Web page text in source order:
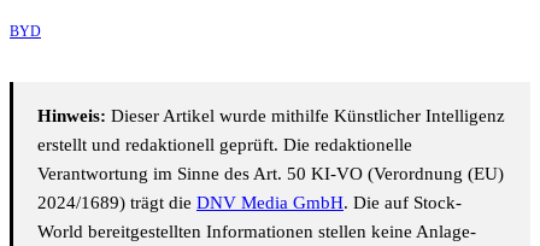
BYD
Hinweis: Dieser Artikel wurde mithilfe Künstlicher Intelligenz
erstellt und redaktionell geprüft. Die redaktionelle
Verantwortung im Sinne des Art. 50 KI-VO (Verordnung (EU)
2024/1689) trägt die DNV Media GmbH. Die auf Stock-
World bereitgestellten Informationen stellen keine Anlage-